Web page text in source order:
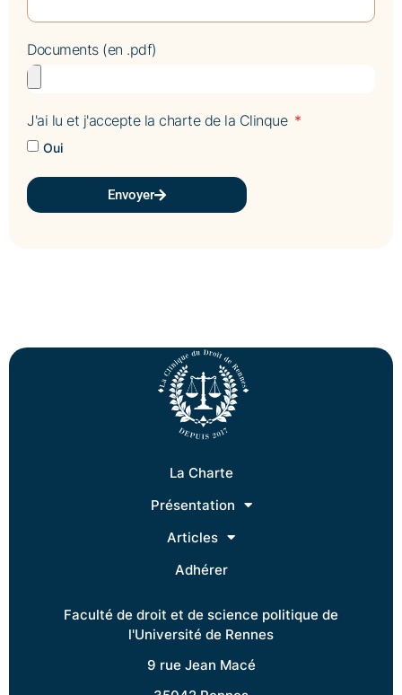
Documents (en .pdf)
J'ai lu et j'accepte la charte de la Clinque
Oui
Envoyer
La Charte
Présentation
Articles
Adhérer
Faculté de droit et de science politique de
l'Université de Rennes
9 rue Jean Macé